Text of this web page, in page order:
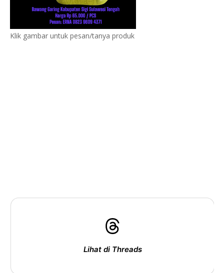
Klik gambar untuk pesan/tanya produk
Lihat di Threads